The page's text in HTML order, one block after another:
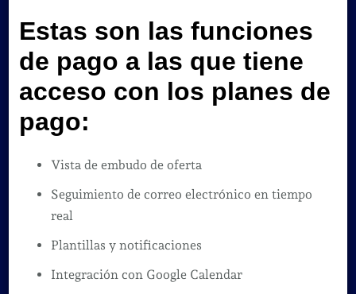
Estas son las funciones
de pago a las que tiene
acceso con los planes de
pago:
Vista de embudo de oferta
Seguimiento de correo electrónico en tiempo
real
Plantillas y notificaciones
Integración con Google Calendar